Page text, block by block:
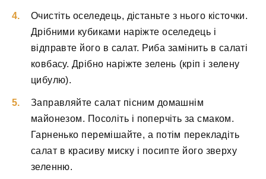
Очистіть оселедець, дістаньте з нього кісточки.
Дрібними кубиками наріжте оселедець і
відправте його в салат. Риба замінить в салаті
ковбасу. Дрібно наріжте зелень (кріп і зелену
цибулю).
Заправляйте салат пісним домашнім
майонезом. Посоліть і поперчіть за смаком.
Гарненько перемішайте, а потім перекладіть
салат в красиву миску і посипте його зверху
зеленню.